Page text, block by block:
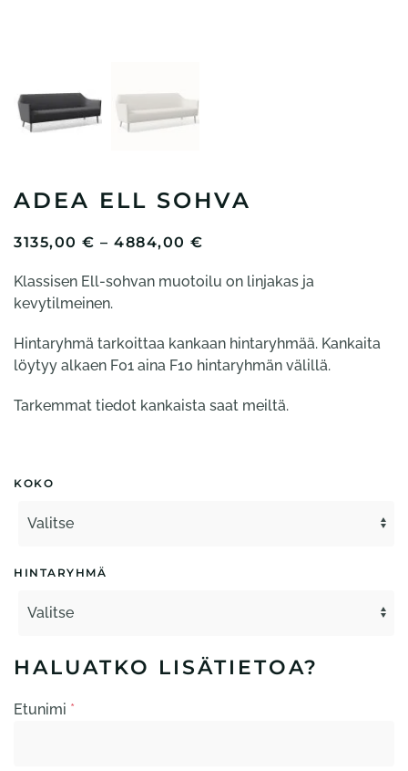
ADEA ELL SOHVA
3135,00 € – 4884,00 €
-
Klassisen Ell-sohvan muotoilu on linjakas ja
kevytilmeinen.
Hintaryhmä tarkoittaa kankaan hintaryhmää. Kankaita
löytyy alkaen F01 aina F10 hintaryhmän välillä.
Tarkemmat tiedot kankaista saat meiltä.
KOKO
HINTARYHMÄ
HALUATKO LISÄTIETOA?
Etunimi *